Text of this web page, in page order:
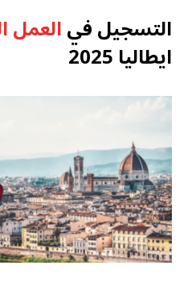
التسجيل في
ايطاليا 2025